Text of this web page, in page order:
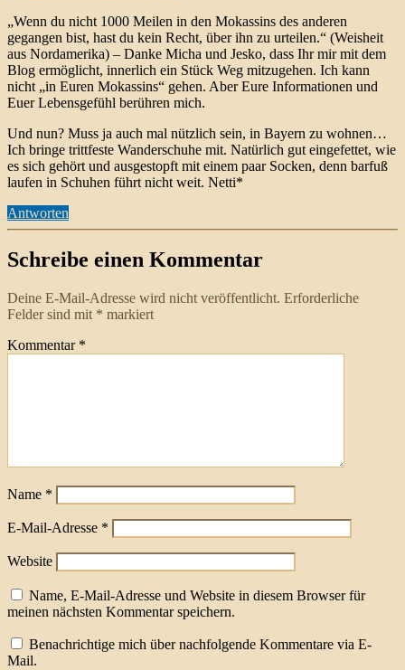
„Wenn du nicht 1000 Meilen in den Mokassins des anderen
gegangen bist, hast du kein Recht, über ihn zu urteilen.“ (Weisheit
aus Nordamerika) – Danke Micha und Jesko, dass Ihr mir mit dem
Blog ermöglicht, innerlich ein Stück Weg mitzugehen. Ich kann
nicht „in Euren Mokassins“ gehen. Aber Eure Informationen und
Euer Lebensgefühl berühren mich.
Und nun? Muss ja auch mal nützlich sein, in Bayern zu wohnen…
Ich bringe trittfeste Wanderschuhe mit. Natürlich gut eingefettet, wie
es sich gehört und ausgestopft mit einem paar Socken, denn barfuß
laufen in Schuhen führt nicht weit. Netti*
Antworten
Schreibe einen Kommentar
Deine E-Mail-Adresse wird nicht veröffentlicht. Erforderliche
Felder sind mit * markiert
Kommentar *
Name *
E-Mail-Adresse *
Website
Name, E-Mail-Adresse und Website in diesem Browser für
meinen nächsten Kommentar speichern.
Benachrichtige mich über nachfolgende Kommentare via E-
Mail.